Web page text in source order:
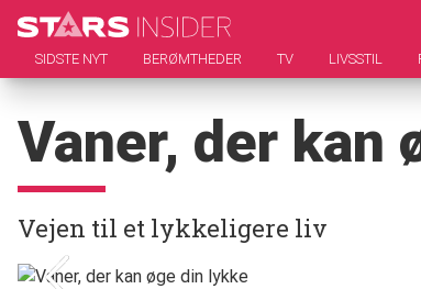
SIDSTE NYT BERØMTHEDER TV LIVSSTIL
Vaner, der kan
Vejen til et lykkeligere liv